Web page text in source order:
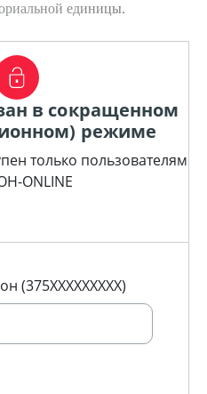
единицы.
в сокращенном
режиме
только пользователям
ONLINE
(375XXXXXXXXX)